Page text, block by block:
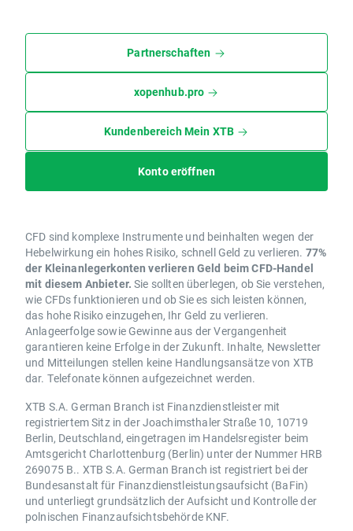
Partnerschaften
xopenhub.pro
Kundenbereich Mein XTB
Konto eröffnen
CFD sind komplexe Instrumente und beinhalten wegen der
Hebelwirkung ein hohes Risiko, schnell Geld zu verlieren. 77%
der Kleinanlegerkonten verlieren Geld beim CFD-Handel
mit diesem Anbieter. Sie sollten überlegen, ob Sie verstehen,
wie CFDs funktionieren und ob Sie es sich leisten können,
das hohe Risiko einzugehen, Ihr Geld zu verlieren.
Anlageerfolge sowie Gewinne aus der Vergangenheit
garantieren keine Erfolge in der Zukunft. Inhalte, Newsletter
und Mitteilungen stellen keine Handlungsansätze von XTB
dar. Telefonate können aufgezeichnet werden.
XTB S.A. German Branch ist Finanzdienstleister mit
registriertem Sitz in der Joachimsthaler Straße 10, 10719
Berlin, Deutschland, eingetragen im Handelsregister beim
Amtsgericht Charlottenburg (Berlin) unter der Nummer HRB
269075 B.. XTB S.A. German Branch ist registriert bei der
Bundesanstalt für Finanzdienstleistungsaufsicht (BaFin)
und unterliegt grundsätzlich der Aufsicht und Kontrolle der
polnischen Finanzaufsichtsbehörde KNF.